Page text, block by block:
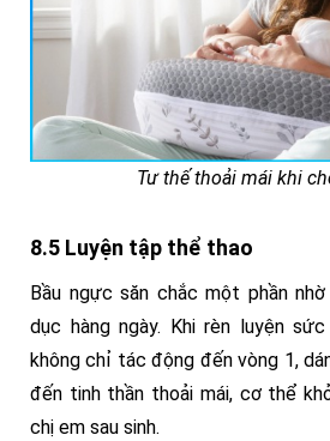
Tư thế thoải mái khi
8.5 Luyện tập thể thao
Bầu ngực săn chắc một phần
dục hàng ngày. Khi rèn luyện
không chỉ tác động đến vòng 1,
đến tinh thần thoải mái, cơ thể
chị em sau sinh.